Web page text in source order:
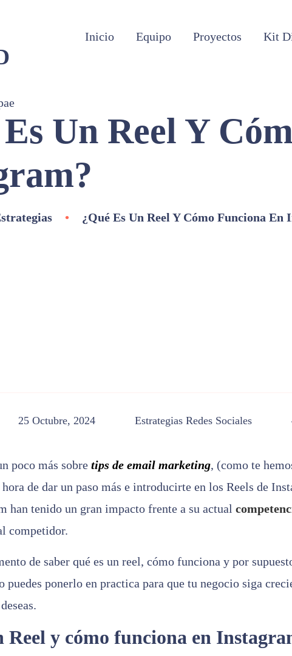
Inicio Equipo Proyectos Kit
Un Reel Y
• ¿Qué Es Un Reel Y Cómo Funciona En
25 Octubre, 2024 Estrategias Redes Sociales
poco más sobre tips de email marketing, (como te
de dar un paso más e introducirte en los Reels de
han tenido un gran impacto frente a su actual
competidor.
de saber qué es un reel, cómo funciona y por
puedes ponerlo en practica para que tu negocio siga
Reel y cómo funciona en